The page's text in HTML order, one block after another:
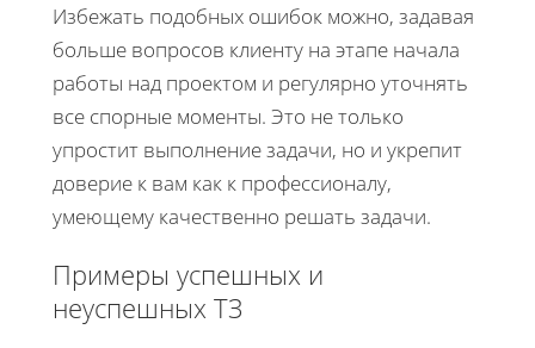
Избежать подобных ошибок можно, задавая
больше вопросов клиенту на этапе начала
работы над проектом и регулярно уточнять
все спорные моменты. Это не только
упростит выполнение задачи, но и укрепит
доверие к вам как к профессионалу,
умеющему качественно решать задачи.
Примеры успешных и
неуспешных ТЗ